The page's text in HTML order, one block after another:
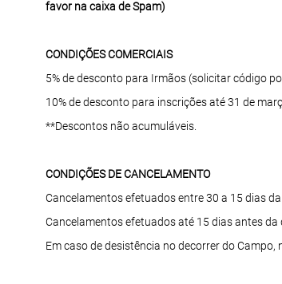
favor na caixa de Spam)
CONDIÇÕES COMERCIAIS
5% de desconto para Irmãos (solicitar código
10% de desconto para inscrições até 31 de
**Descontos não acumuláveis.
CONDIÇÕES DE CANCELAMENTO
Cancelamentos efetuados entre 30 a 15 dias
Cancelamentos efetuados até 15 dias antes
Em caso de desistência no decorrer do